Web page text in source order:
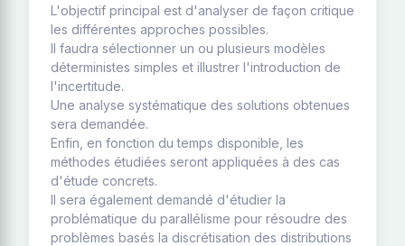
L'objectif principal est d'analyser de façon critique
les différentes approches possibles.
Il faudra sélectionner un ou plusieurs modèles
déterministes simples et illustrer l'introduction de
l'incertitude.
Une analyse systématique des solutions obtenues
sera demandée.
Enfin, en fonction du temps disponible, les
méthodes étudiées seront appliquées à des cas
d'étude concrets.
Il sera également demandé d'étudier la
problématique du parallélisme pour résoudre des
problèmes basés la discrétisation des distributions